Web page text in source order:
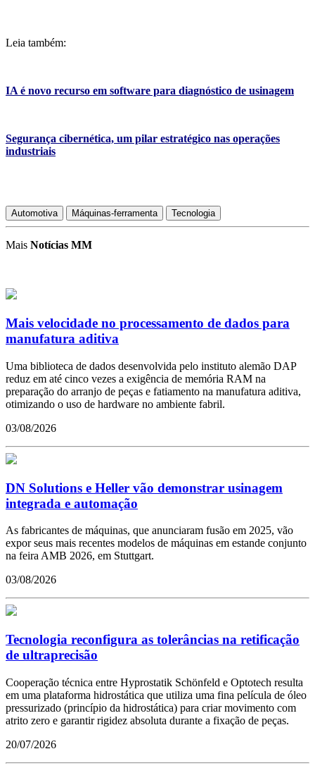
Leia também:
IA é novo recurso em software para diagnóstico de usinagem
Segurança cibernética, um pilar estratégico nas operações
industriais
Automotiva Máquinas-ferramenta Tecnologia
Mais Notícias MM
Mais velocidade no processamento de dados para
manufatura aditiva
Uma biblioteca de dados desenvolvida pelo instituto alemão DAP
reduz em até cinco vezes a exigência de memória RAM na
preparação do arranjo de peças e fatiamento na manufatura aditiva,
otimizando o uso de hardware no ambiente fabril.
03/08/2026
DN Solutions e Heller vão demonstrar usinagem
integrada e automação
As fabricantes de máquinas, que anunciaram fusão em 2025, vão
expor seus mais recentes modelos de máquinas em estande conjunto
na feira AMB 2026, em Stuttgart.
03/08/2026
Tecnologia reconfigura as tolerâncias na retificação
de ultraprecisão
Cooperação técnica entre Hyprostatik Schönfeld e Optotech resulta
em uma plataforma hidrostática que utiliza uma fina película de óleo
pressurizado (princípio da hidrostática) para criar movimento com
atrito zero e garantir rigidez absoluta durante a fixação de peças.
20/07/2026